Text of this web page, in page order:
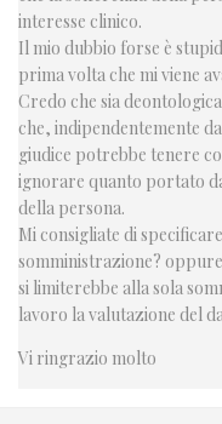
interesse clinico.
Il mio dubbio forse è
prima volta che mi viene
Credo che sia
che, indipendentemente
giudice potrebbe tenere
ignorare quanto portato
della persona.
Mi consigliate di
somministrazione?
si limiterebbe alla sola
lavoro la valutazione del
Vi ringrazio molto